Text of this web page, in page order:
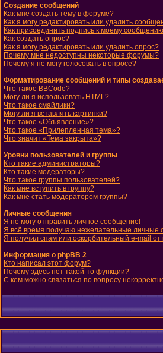
Создание сообщений
Как мне создать тему в форуме?
Как я могу редактировать или удалить
Как присоединить подпись к моему
Как создать опрос?
Как я могу редактировать или удалить опрос?
Почему мне недоступны некоторые форумы?
Почему я не могу голосовать в опросе?
Форматирование сообщений и типы
Что такое BBCode?
Могу ли я использовать HTML?
Что такое смайлики?
Могу ли я вставлять картинки?
Что такое «Объявление»?
Что такое «Прилепленная тема»?
Что значит «Тема закрыта»?
Уровни пользователей и группы
Кто такие администраторы?
Кто такие модераторы?
Что такое группы пользователей?
Как мне вступить в группу?
Как мне стать модератором группы?
Личные сообщения
Я не могу отправить личное сообщение!
Я всё время получаю нежелательные личные
Я получил спам или оскорбительный e-mail от
Информация о phpBB 2
Кто написал этот форум?
Почему здесь нет такой-то функции?
С кем можно связаться по вопросу